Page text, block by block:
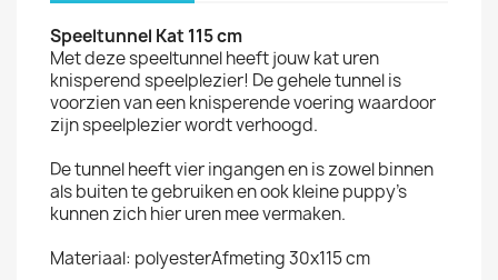
Speeltunnel Kat 115 cm
Met deze speeltunnel heeft jouw kat uren
knisperend speelplezier! De gehele tunnel is
voorzien van een knisperende voering waardoor
zijn speelplezier wordt verhoogd.
De tunnel heeft vier ingangen en is zowel binnen
als buiten te gebruiken en ook kleine puppy's
kunnen zich hier uren mee vermaken.
Materiaal: polyesterAfmeting 30x115 cm